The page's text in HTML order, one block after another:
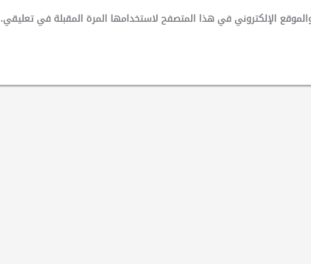
الإلكتروني في هذا المتصفح لاستخدامها المرة المقبلة في تعليقي.